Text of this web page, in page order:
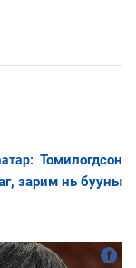
Томилогдсон
зарим нь бууны